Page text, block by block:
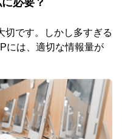
必要？
切です。しかし多すぎる
には、適切な情報量が